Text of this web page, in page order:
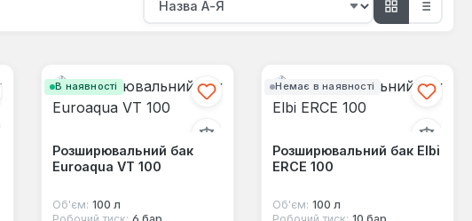
В наявності
Розширювальний бак
Euroaqua VT 100
Об'єм: 100 л
Немає в наявності
Розширювальний бак Elbi
ERCE 100
Об'єм: 100 л